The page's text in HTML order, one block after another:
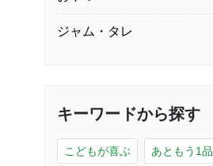
ジャム・タレ
キーワードから探す
こどもが喜ぶ あともう1品